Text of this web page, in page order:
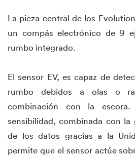
La pieza central de los
un compás electrónico de 9
rumbo integrado.
El sensor EV, es capaz de
rumbo debidos a olas o
combinación con la
sensibilidad, combinada con la
de los datos gracias a la
permite que el sensor actúe